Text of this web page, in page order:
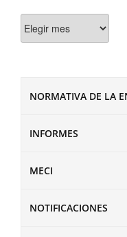
NORMATIVA DE LA
INFORMES
MECI
NOTIFICACIONES